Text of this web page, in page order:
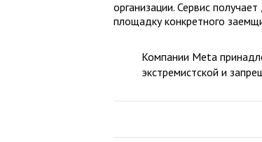
организации. Сервис
площадку конкретного
Компании Meta
экстремистской и